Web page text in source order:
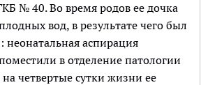
№ 40. Во время родов ее дочка
вод, в результате чего был
неонатальная аспирация
в отделение патологии
четвертые сутки жизни ее